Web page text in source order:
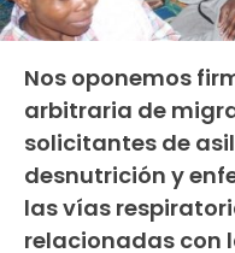
Nos oponemos
arbitraria de
solicitantes de
desnutrición y
las vías
relacionadas con